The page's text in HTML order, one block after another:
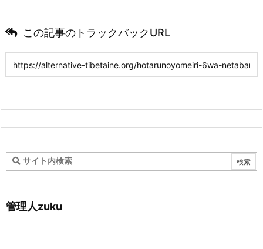
この記事のトラックバックURL
管理人zuku